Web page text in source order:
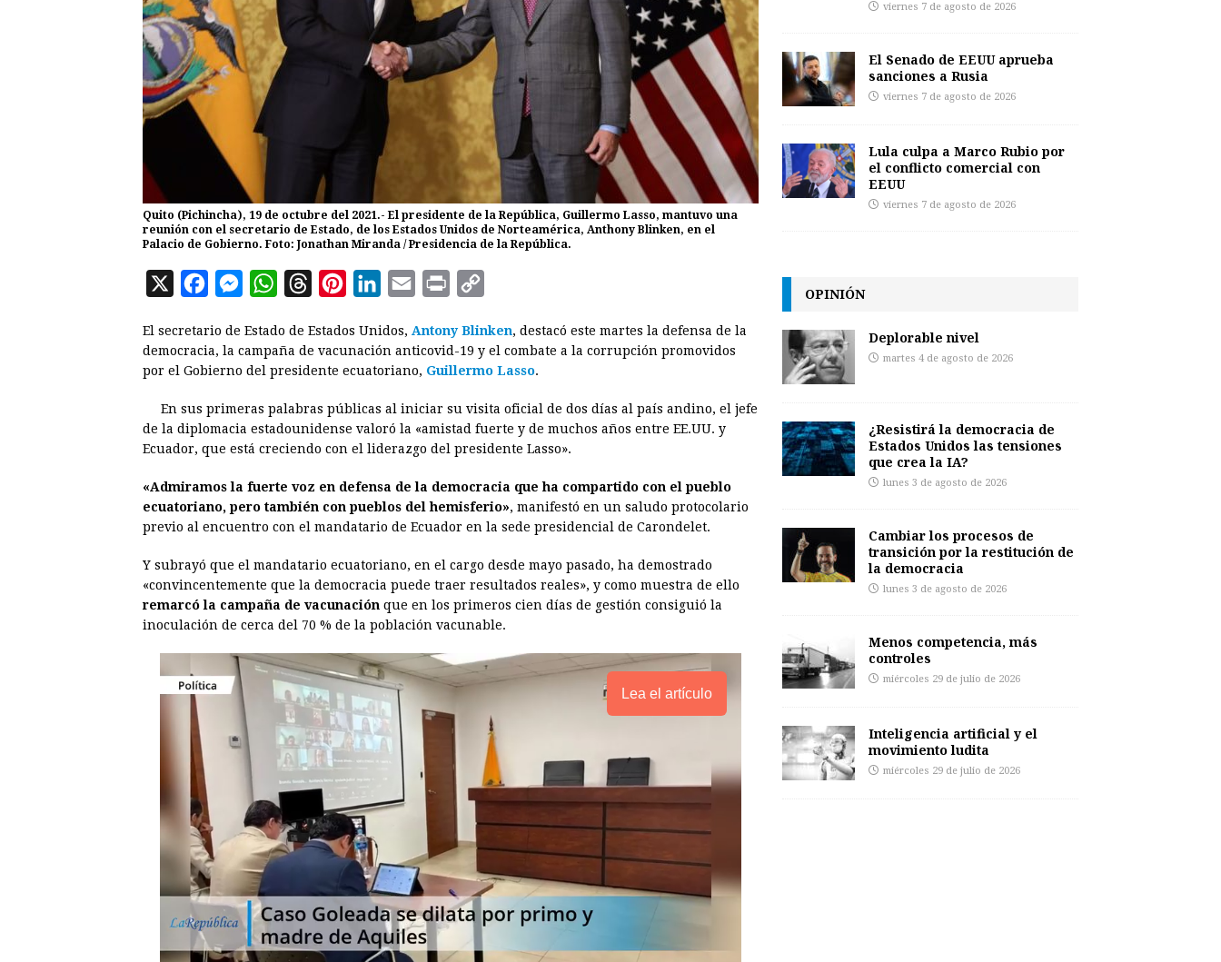
Quito (Pichincha), 19 de octubre del 2021.- El presidente de la República, Guillermo Lasso, mantuvo una
reunión con el secretario de Estado, de los Estados Unidos de Norteamérica, Anthony Blinken, en el
Palacio de Gobierno. Foto: Jonathan Miranda / Presidencia de la República.
X
c
e
o
o
M
s
s
n
g
r
W
a
t
A
p
r
e
d
s
n
t
r
e
t
n
k
d
I
a
i
i
n
p
y
i
n
El secretario de Estado de Estados Unidos, Antony Blinken, destacó este martes la defensa de la
democracia, la campaña de vacunación anticovid-19 y el combate a la corrupción promovidos
por el Gobierno del presidente ecuatoriano, Guillermo Lasso.
En sus primeras palabras públicas al iniciar su visita oficial de dos días al país andino, el jefe
de la diplomacia estadounidense valoró la «amistad fuerte y de muchos años entre EE.UU. y
Ecuador, que está creciendo con el liderazgo del presidente Lasso».
«Admiramos la fuerte voz en defensa de la democracia que ha compartido con el pueblo
ecuatoriano, pero también con pueblos del hemisferio», manifestó en un saludo protocolario
previo al encuentro con el mandatario de Ecuador en la sede presidencial de Carondelet.
Y subrayó que el mandatario ecuatoriano, en el cargo desde mayo pasado, ha demostrado
«convincentemente que la democracia puede traer resultados reales», y como muestra de ello
remarcó la campaña de vacunación que en los primeros cien días de gestión consiguió la
inoculación de cerca del 70 % de la población vacunable.
Lea el artículo
viernes 7 de agosto de 2026
El Senado de EEUU aprueba
sanciones a Rusia
viernes 7 de agosto de 2026
Lula culpa a Marco Rubio por
el conflicto comercial con
EEUU
viernes 7 de agosto de 2026
OPINIÓN
Deplorable nivel
martes 4 de agosto de 2026
¿Resistirá la democracia de
Estados Unidos las tensiones
que crea la IA?
lunes 3 de agosto de 2026
Cambiar los procesos de
transición por la restitución de
la democracia
lunes 3 de agosto de 2026
Menos competencia, más
controles
miércoles 29 de julio de 2026
Inteligencia artificial y el
movimiento ludita
miércoles 29 de julio de 2026